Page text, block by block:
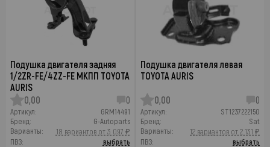
Подушка двигателя задняя
1/2ZR-FE/4ZZ-FE МКПП TOYOTA
AURIS
0,00
0
Артикул:
GRM14491
Бренд:
G-Autoparts
Варианты:
18 вариантов от 3 097 ₽
ПВЗ:
выбрать
Подушка двигателя левая
TOYOTA AURIS
0,00 0
Артикул:
ST1237222150
Бренд:
Sat
Варианты:
12 вариантов от 2 131 ₽
ПВЗ:
выбрать